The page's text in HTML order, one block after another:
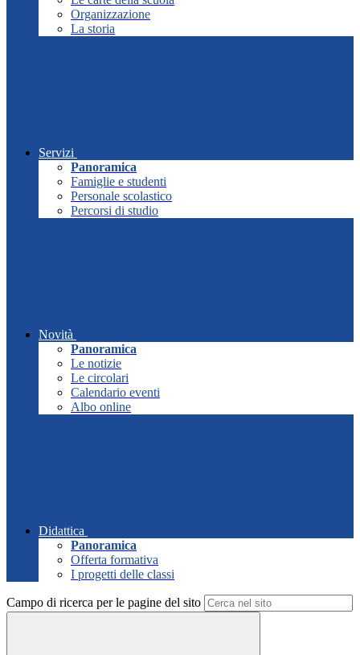
Organizzazione
La storia
Servizi
Panoramica
Famiglie e studenti
Personale scolastico
Percorsi di studio
Novità
Panoramica
Le notizie
Le circolari
Calendario eventi
Albo online
Didattica
Panoramica
Offerta formativa
I progetti delle classi
Campo di ricerca per le pagine del sito